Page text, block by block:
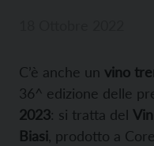
C’è anche un vino
36^ edizione delle
2023: si tratta del
Biasi , prodotto a